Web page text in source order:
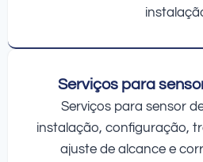
Serviços para
Serviços para sensor
instalação, configuração,
ajuste de alcance e